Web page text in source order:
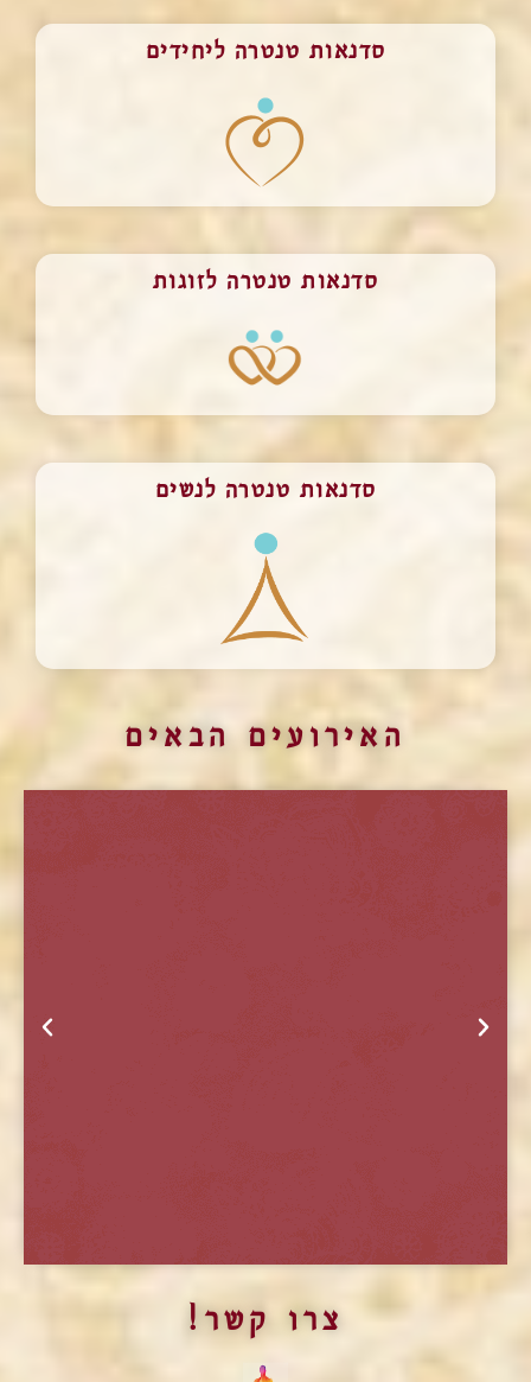
סדנאות טנטרה ליחידים
סדנאות טנטרה לזוגות
סדנאות טנטרה לנשים
האירועים הבאים
התוכנית ההכשרה בשיטת מארג
פתיחת המחזור החדש של תוכנית הלימודים
צרו קשר!